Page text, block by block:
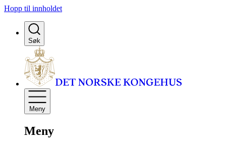
Hopp til innholdet
Søk
Meny
Meny